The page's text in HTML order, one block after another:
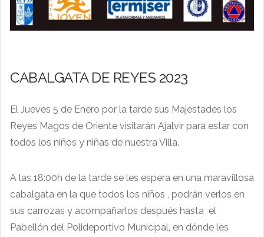
CABALGATA DE REYES 2023
El Jueves 5 de Enero por la tarde sus Majestades los
Reyes Magos de Oriente visitarán Ajalvir para estar con
todos los niños y niñas de nuestra Villa.
A las 18:00h de la tarde se les espera en una maravillosa
cabalgata en la que todos los niños , podrán verlos en
sus carrozas y acompañarlos después hasta el
Pabellón del Polideportivo Municipal, en dónde les